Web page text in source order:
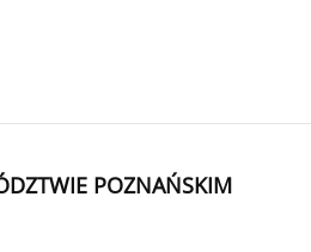
POZNAŃSKIM